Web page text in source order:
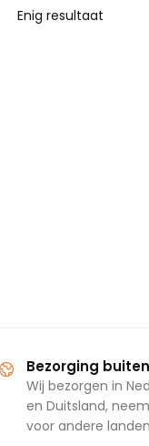
Enig resultaat
Bezorging
Wij bezorgen in
en Duitsland,
voor andere